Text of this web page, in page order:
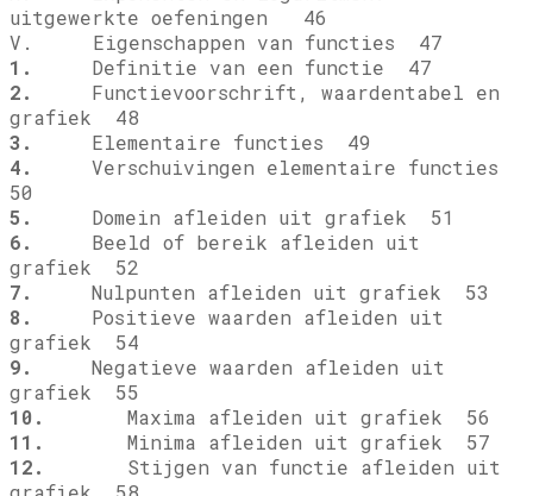
uitgewerkte oefeningen 46
V. Eigenschappen van functies 47
1.
Definitie van een functie 47
2.
Functievoorschrift, waardentabel en
grafiek 48
3.
Elementaire functies 49
4.
Verschuivingen elementaire functies
50
5.
Domein afleiden uit grafiek 51
6.
Beeld of bereik afleiden uit
grafiek 52
7.
Nulpunten afleiden uit grafiek 53
8.
Positieve waarden afleiden uit
grafiek 54
9.
Negatieve waarden afleiden uit
grafiek 55
10.
Maxima afleiden uit grafiek 56
11.
Minima afleiden uit grafiek 57
12.
Stijgen van functie afleiden uit